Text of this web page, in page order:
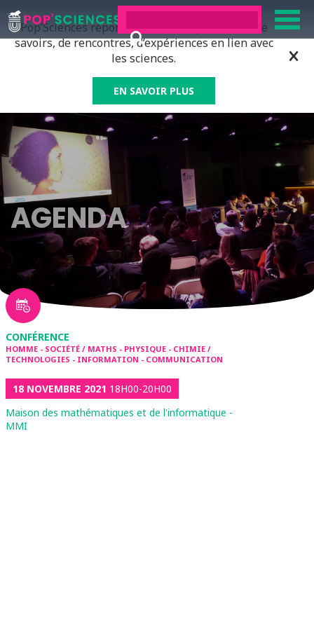
Pop’Sciences répond à tous ceux qui ont soif de
savoirs, de rencontres, d’expériences en lien avec
les sciences.
EN SAVOIR PLUS
AGENDA
CONFÉRENCE
HOMME - SOCIÉTÉ / MATHS - PHYSIQUE - CHIMIE /
TECHNOLOGIES - INFORMATION - COMMUNICATION
18 NOVEMBRE 2021 18H00-20H00
Maison des mathématiques et de l'informatique -
MMI